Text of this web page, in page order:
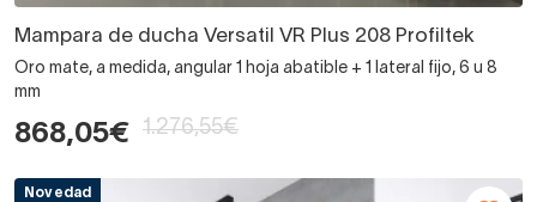
Mampara de ducha Versatil VR Plus 208 Profiltek
Oro mate, a medida, angular 1 hoja abatible + 1 lateral fijo, 6 u 8
mm
868,05€ 1.276,55€
Novedad